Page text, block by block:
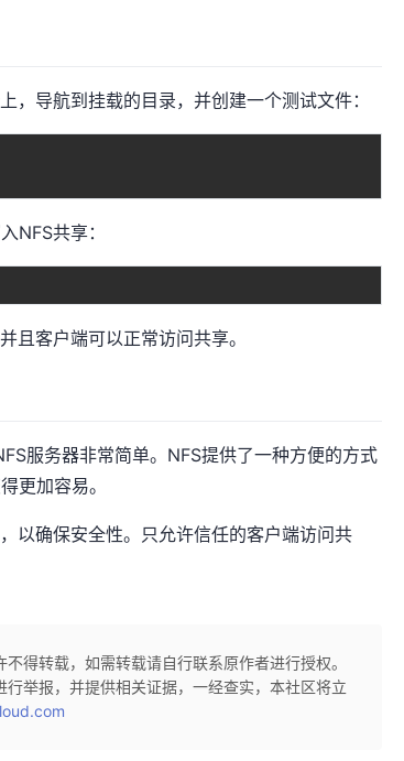
，导航到挂载的目录，并创建一个测试文件：
NFS共享：
且客户端可以正常访问共享。
服务器非常简单。NFS提供了一种方便的方式
更加容易。
以确保安全性。只允许信任的客户端访问共
得转载，如需转载请自行联系原作者进行授权。
举报，并提供相关证据，一经查实，本社区将立